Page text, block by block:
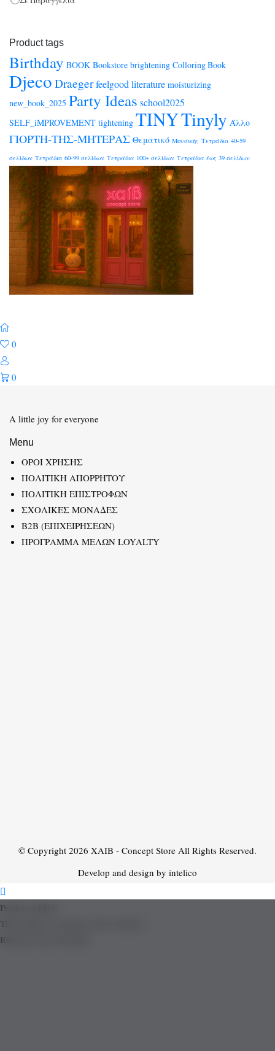
Product tags
Birthday BOOK Bookstore brightening Colloring Book
Djeco Draegerfeelgood literature moisturizing
new_book_2025 Party Ideas school2025
SELF_iMPROVEMENT tightening TINYTinyly Άλλο
ΓΙΟΡΤΗ-ΤΗΣ-ΜΗΤΕΡΑΣ Θεματικό Μουσικής Τετράδια 40-59
σελίδων Τετράδια 60-99 σελίδων Τετράδια 100+ σελίδων Τετράδια έως 39 σελίδων
0
0
A little joy for everyone
Menu
ΟΡΟΙ ΧΡΗΣΗΣ
ΠΟΛΙΤΙΚΗ ΑΠΟΡΡΗΤΟΥ
ΠΟΛΙΤΙΚΗ ΕΠΙΣΤΡΟΦΩΝ
ΣΧΟΛΙΚΕΣ ΜΟΝΑΔΕΣ
B2B (ΕΠΙΧΕΙΡΗΣΕΩΝ)
ΠΡΟΓΡΑΜΜΑ ΜΕΛΩΝ LOYALTY
© Copyright 2026 XAIB - Concept Store All Rights Reserved.
Develop and design by intelico
Product added!
The product is already in the wishlist!
Removed from Wishlist